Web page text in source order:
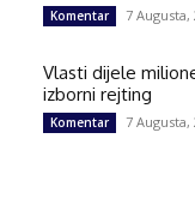
Komentar 7 Augusta,
Vlasti dijele
izborni rejting
Komentar 7 Augusta,